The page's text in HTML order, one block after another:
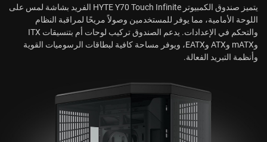
يتميز صندوق الكمبيوتر HYTE Y70 Touch Infinite الفريد بشاشة لمس على
اللوحة الأمامية، مما يوفر للمستخدمين وصولاً مريحًا لمراقبة النظام
والتحكم في الإعدادات. يدعم الصندوق تركيب لوحات أم بتنسيقات ITX
وmATX وATX وEATX، ويوفر مساحة كافية لبطاقات الرسوميات القوية
وأنظمة التبريد الفعالة.